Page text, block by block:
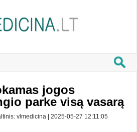
jogos
parke visą vasarą
vlmedicina | 2025-05-27 12:11:05